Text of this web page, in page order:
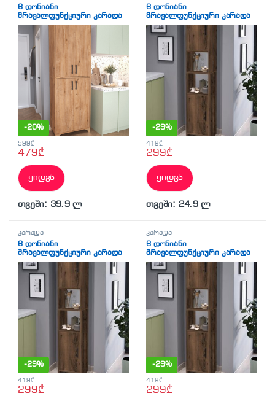
6 დონიანი
მრავალფუნქციური კარადა
4 კარით ფიჭვის ფაქტურით
(BF-777)
-20%
479₾
599₾
ყიდვა
თვეში: 39.9 ლ
6 დონიანი
მრავალფუნქციური კარადა
მუქი ხის ფაქტურით 180×35
(BF-785)
-29%
299₾
419₾
ყიდვა
თვეში: 24.9 ლ
კარადა
6 დონიანი
მრავალფუნქციური კარადა
მუქი ხის ფაქტურით 180×35
(BF-785)
-29%
299₾
419₾
კარადა
6 დონიანი
მრავალფუნქციური კარადა
მუქი ხის ფაქტურით 180×35
(BF-785)
-29%
299₾
419₾